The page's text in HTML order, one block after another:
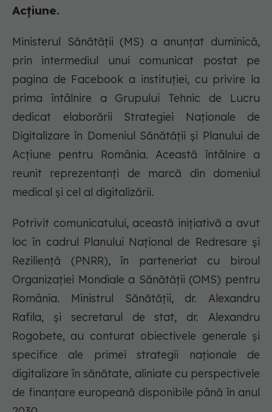
Acţiune.
Ministerul Sănătății (MS) a anunțat duminică,
prin intermediul unui comunicat postat pe
pagina de Facebook a instituției, cu privire la
prima întâlnire a Grupului Tehnic de Lucru
dedicat elaborării Strategiei Naționale de
Digitalizare în Domeniul Sănătății și Planului de
Acțiune pentru România. Această întâlnire a
reunit reprezentanți de marcă din domeniul
medical și cel al digitalizării.
Potrivit comunicatului, această inițiativă a avut
loc în cadrul Planului Național de Redresare și
Reziliență (PNRR), în parteneriat cu biroul
Organizației Mondiale a Sănătății (OMS) pentru
România. Ministrul Sănătății, dr. Alexandru
Rafila, și secretarul de stat, dr. Alexandru
Rogobete, au conturat obiectivele generale și
specifice ale primei strategii naționale de
digitalizare în sănătate, aliniate cu perspectivele
de finanțare europeană disponibile până în anul